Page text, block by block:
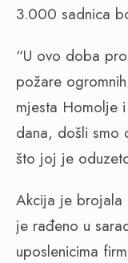
3.000 sadnica
“U ovo doba
požare
mjesta Homolje
dana, došli smo
što joj je
Akcija je brojala
je rađeno u
uposlenicima